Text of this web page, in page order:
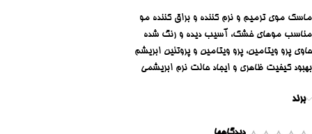
ماسک موی ترمیم و نرم کننده و براق کننده مو
مناسب موهای خشک، آسیب دیده و رنگ شده
حاوی پرو ویتامین، پرو ویتامین و پروتئین ابریشم
بهبود کیفیت ظاهری و ایجاد حالت نرم ابریشمی
برند